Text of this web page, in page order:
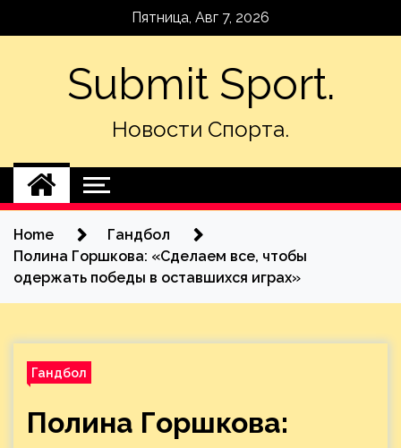
Пятница, Авг 7, 2026
Submit Sport.
Новости Спорта.
Home
Гандбол
Полина Горшкова: «Сделаем все, чтобы
одержать победы в оставшихся играх»
Гандбол
Полина Горшкова: